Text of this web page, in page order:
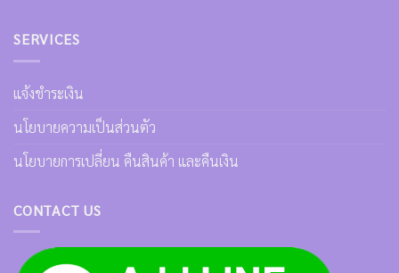
SERVICES
แจ้งชำระเงิน
นโยบายความเป็นส่วนตัว
นโยบายการเปลี่ยน คืนสินค้า และคืนเงิน
CONTACT US